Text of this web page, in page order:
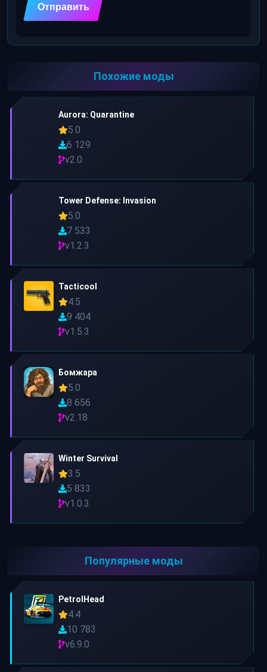
Похожие моды
Aurora: Quarantine
5.0
6 129
v2.0
Tower Defense: Invasion
5.0
7 533
v1.2.3
Tacticool
4.5
9 404
v1.5.3
Бомжара
5.0
8 656
v2.18
Winter Survival
3.5
5 833
v1.0.3
Популярные моды
PetrolHead
4.4
10 783
v6.9.0